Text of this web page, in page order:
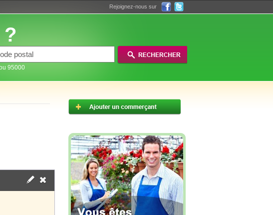
Rejoignez-nous sur
?
95000